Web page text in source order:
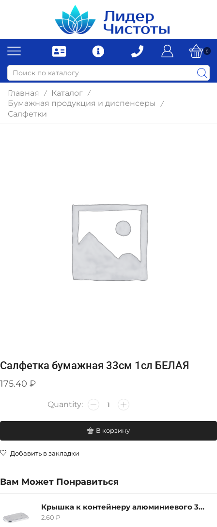
0
Главная / Каталог /
Бумажная продукция и диспенсеры /
Салфетки
Салфетка бумажная 33см 1сл БЕЛАЯ
175.40 ₽
В корзину
Добавить в закладки
Вам Может Понравиться
Крышка к контейнеру алюминиевого 380мл
2.60 ₽